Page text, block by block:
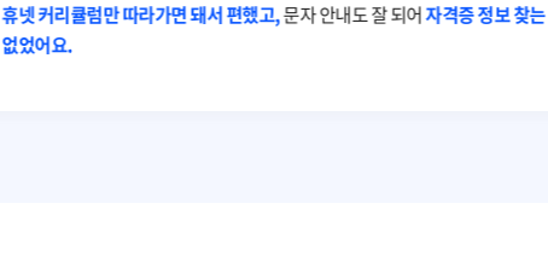
휴넷 커리큘럼만 따라가면 돼서 편했고,문자 안내도 잘 되어자격증 정보 찾
없었어요.